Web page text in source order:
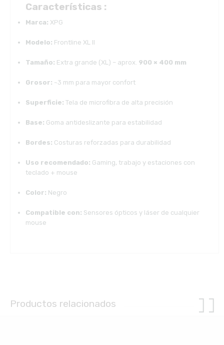
Características :
Marca: XPG
Modelo: Frontline XL II
Tamaño: Extra grande (XL) – aprox. 900 × 400 mm
Grosor: ~3 mm para mayor confort
Superficie: Tela de microfibra de alta precisión
Base: Goma antideslizante para estabilidad
Bordes: Costuras reforzadas para durabilidad
Uso recomendado: Gaming, trabajo y estaciones con
teclado + mouse
Color: Negro
Compatible con: Sensores ópticos y láser de cualquier
mouse
Productos relacionados